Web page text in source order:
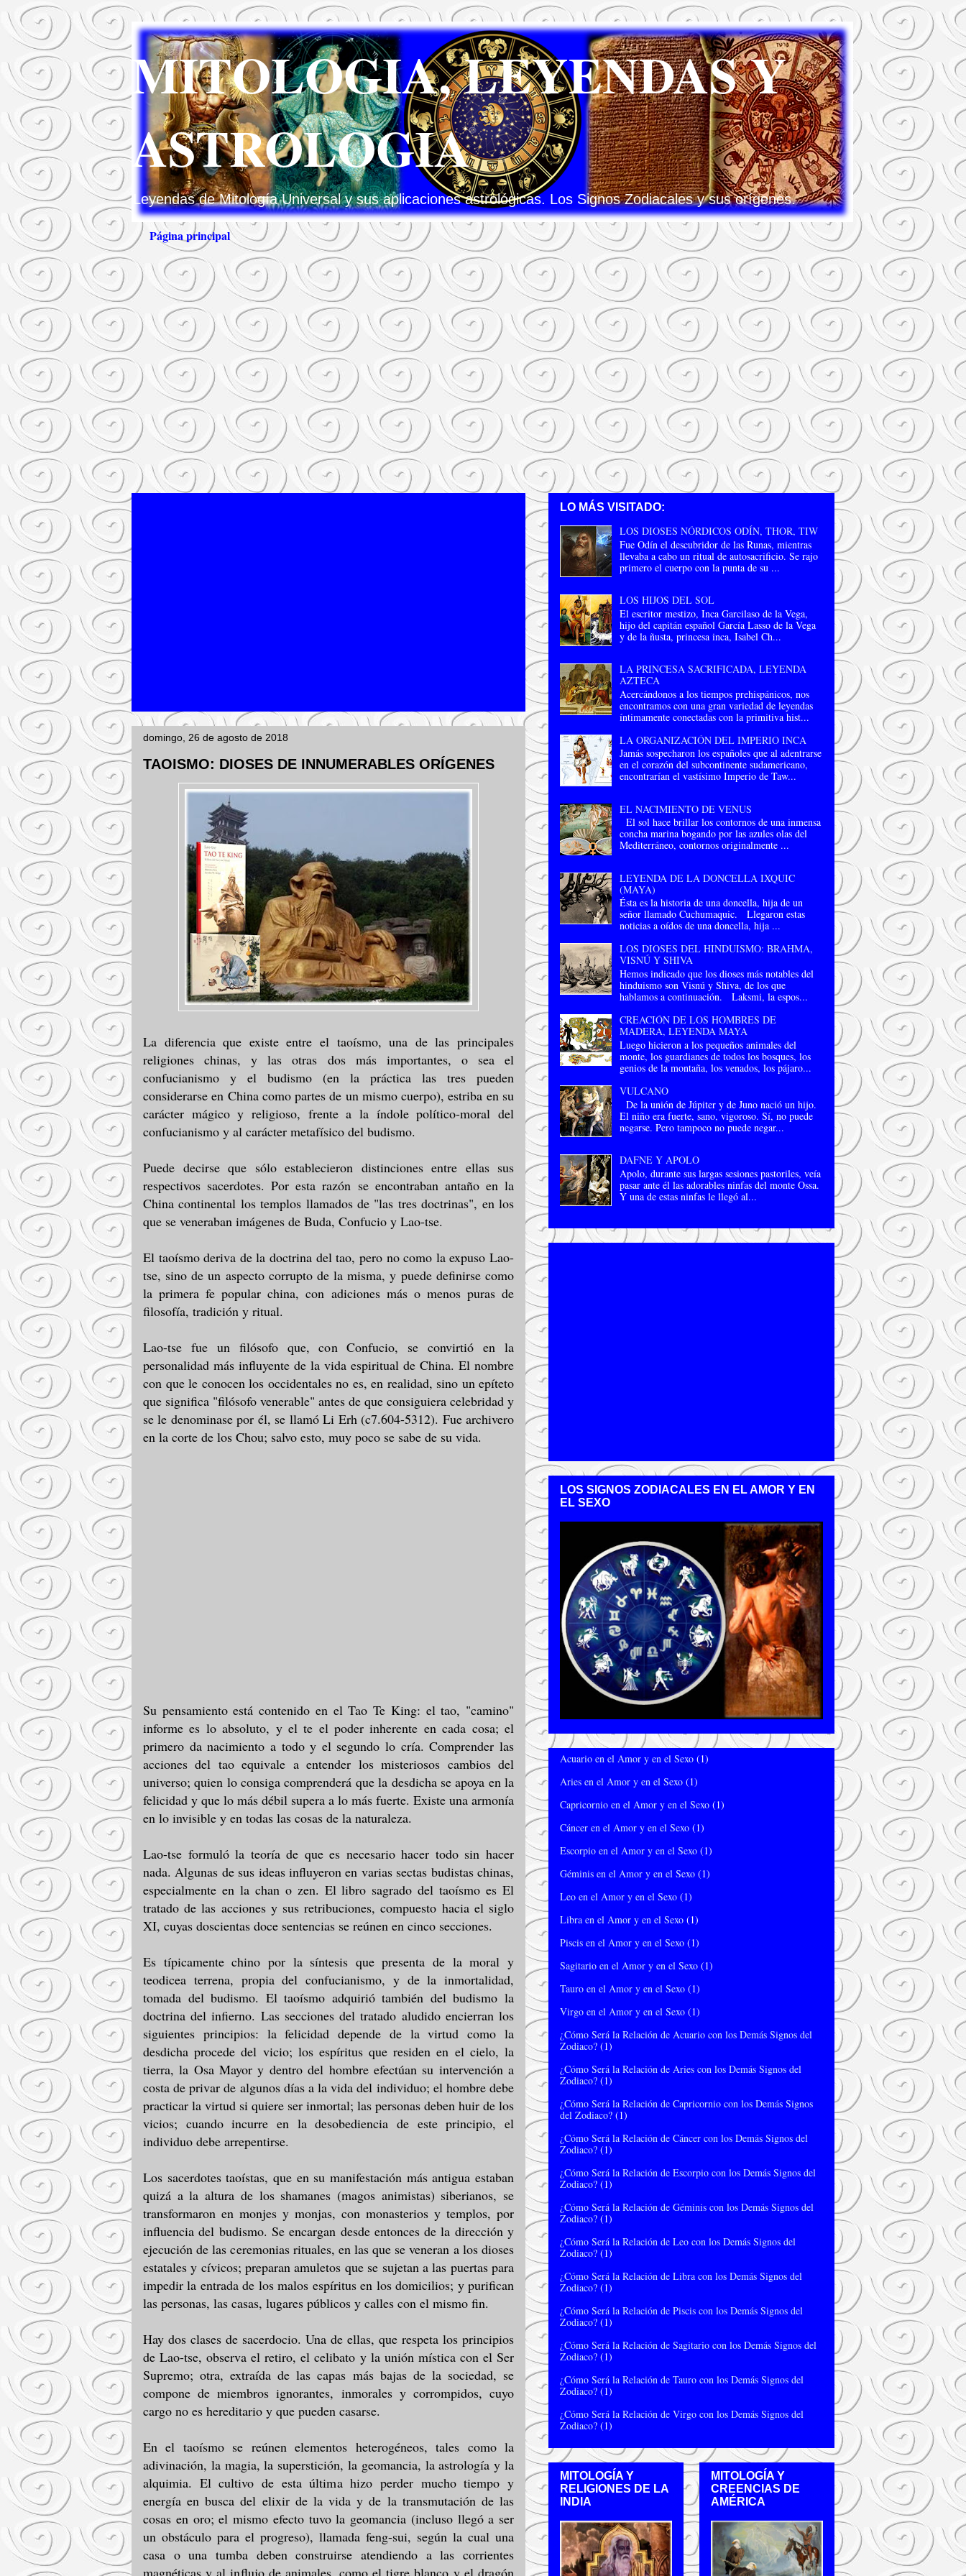
MITOLOGIA, LEYENDAS Y
ASTROLOGIA
Leyendas de Mitología Universal y sus aplicaciones astrológicas. Los Signos Zodiacales y sus orígenes.
Página principal
domingo, 26 de agosto de 2018
TAOISMO: DIOSES DE INNUMERABLES ORÍGENES
La diferencia que existe entre el taoísmo, una de las principales
religiones chinas, y las otras dos más importantes, o sea el
confucianismo y el budismo (en la práctica las tres pueden
considerarse en China como partes de un mismo cuerpo), estriba en su
carácter mágico y religioso, frente a la índole político-moral del
confucianismo y al carácter metafísico del budismo.
Puede decirse que sólo establecieron distinciones entre ellas sus
respectivos sacerdotes. Por esta razón se encontraban antaño en la
China continental los templos llamados de "las tres doctrinas", en los
que se veneraban imágenes de Buda, Confucio y Lao-tse.
El taoísmo deriva de la doctrina del tao, pero no como la expuso Lao-
tse, sino de un aspecto corrupto de la misma, y puede definirse como
la primera fe popular china, con adiciones más o menos puras de
filosofía, tradición y ritual.
Lao-tse fue un filósofo que, con Confucio, se convirtió en la
personalidad más influyente de la vida espiritual de China. El nombre
con que le conocen los occidentales no es, en realidad, sino un epíteto
que significa "filósofo venerable" antes de que consiguiera celebridad y
se le denominase por él, se llamó Li Erh (c7.604-5312). Fue archivero
en la corte de los Chou; salvo esto, muy poco se sabe de su vida.
Su pensamiento está contenido en el Tao Te King: el tao, "camino"
informe es lo absoluto, y el te el poder inherente en cada cosa; el
primero da nacimiento a todo y el segundo lo cría. Comprender las
acciones del tao equivale a entender los misteriosos cambios del
universo; quien lo consiga comprenderá que la desdicha se apoya en la
felicidad y que lo más débil supera a lo más fuerte. Existe una armonía
en lo invisible y en todas las cosas de la naturaleza.
Lao-tse formuló la teoría de que es necesario hacer todo sin hacer
nada. Algunas de sus ideas influyeron en varias sectas budistas chinas,
especialmente en la chan o zen. El libro sagrado del taoísmo es El
tratado de las acciones y sus retribuciones, compuesto hacia el siglo
XI, cuyas doscientas doce sentencias se reúnen en cinco secciones.
Es típicamente chino por la síntesis que presenta de la moral y
teodicea terrena, propia del confucianismo, y de la inmortalidad,
tomada del budismo. El taoísmo adquirió también del budismo la
doctrina del infierno. Las secciones del tratado aludido encierran los
siguientes principios: la felicidad depende de la virtud como la
desdicha procede del vicio; los espíritus que residen en el cielo, la
tierra, la Osa Mayor y dentro del hombre efectúan su intervención a
costa de privar de algunos días a la vida del individuo; el hombre debe
practicar la virtud si quiere ser inmortal; las personas deben huir de los
vicios; cuando incurre en la desobediencia de este principio, el
individuo debe arrepentirse.
Los sacerdotes taoístas, que en su manifestación más antigua estaban
quizá a la altura de los shamanes (magos animistas) siberianos, se
transformaron en monjes y monjas, con monasterios y templos, por
influencia del budismo. Se encargan desde entonces de la dirección y
ejecución de las ceremonias rituales, en las que se veneran a los dioses
estatales y cívicos; preparan amuletos que se sujetan a las puertas para
impedir la entrada de los malos espíritus en los domicilios; y purifican
las personas, las casas, lugares públicos y calles con el mismo fin.
Hay dos clases de sacerdocio. Una de ellas, que respeta los principios
de Lao-tse, observa el retiro, el celibato y la unión mística con el Ser
Supremo; otra, extraída de las capas más bajas de la sociedad, se
compone de miembros ignorantes, inmorales y corrompidos, cuyo
cargo no es hereditario y que pueden casarse.
En el taoísmo se reúnen elementos heterogéneos, tales como la
adivinación, la magia, la superstición, la geomancia, la astrología y la
alquimia. El cultivo de esta última hizo perder mucho tiempo y
energía en busca del elixir de la vida y de la transmutación de las
cosas en oro; el mismo efecto tuvo la geomancia (incluso llegó a ser
un obstáculo para el progreso), llamada feng-sui, según la cual una
casa o una tumba deben construirse atendiendo a las corrientes
magnéticas y al influjo de animales, como el tigre blanco y el dragón
LO MÁS VISITADO:
LOS DIOSES NÓRDICOS ODÍN, THOR, TIW
Fue Odín el descubridor de las Runas, mientras
llevaba a cabo un ritual de autosacrificio. Se rajo
primero el cuerpo con la punta de su ...
LOS HIJOS DEL SOL
El escritor mestizo, Inca Garcilaso de la Vega,
hijo del capitán español García Lasso de la Vega
y de la ñusta, princesa inca, Isabel Ch...
LA PRINCESA SACRIFICADA, LEYENDA
AZTECA
Acercándonos a los tiempos prehispánicos, nos
encontramos con una gran variedad de leyendas
íntimamente conectadas con la primitiva hist...
LA ORGANIZACIÓN DEL IMPERIO INCA
Jamás sospecharon los españoles que al adentrarse
en el corazón del subcontinente sudamericano,
encontrarían el vastísimo Imperio de Taw...
EL NACIMIENTO DE VENUS
El sol hace brillar los contornos de una inmensa
concha marina bogando por las azules olas del
Mediterráneo, contornos originalmente ...
LEYENDA DE LA DONCELLA IXQUIC
(MAYA)
Ésta es la historia de una doncella, hija de un
señor llamado Cuchumaquic. Llegaron estas
noticias a oídos de una doncella, hija ...
LOS DIOSES DEL HINDUISMO: BRAHMA,
VISNÚ Y SHIVA
Hemos indicado que los dioses más notables del
hinduismo son Visnú y Shiva, de los que
hablamos a continuación. Laksmi, la espos...
CREACIÓN DE LOS HOMBRES DE
MADERA, LEYENDA MAYA
Luego hicieron a los pequeños animales del
monte, los guardianes de todos los bosques, los
genios de la montaña, los venados, los pájaro...
VULCANO
De la unión de Júpiter y de Juno nació un hijo.
El niño era fuerte, sano, vigoroso. Sí, no puede
negarse. Pero tampoco no puede negar...
DAFNE Y APOLO
Apolo, durante sus largas sesiones pastoriles, veía
pasar ante él las adorables ninfas del monte Ossa.
Y una de estas ninfas le llegó al...
LOS SIGNOS ZODIACALES EN EL AMOR Y EN
EL SEXO
Acuario en el Amor y en el Sexo (1)
Aries en el Amor y en el Sexo (1)
Capricornio en el Amor y en el Sexo (1)
Cáncer en el Amor y en el Sexo (1)
Escorpio en el Amor y en el Sexo (1)
Géminis en el Amor y en el Sexo (1)
Leo en el Amor y en el Sexo (1)
Libra en el Amor y en el Sexo (1)
Piscis en el Amor y en el Sexo (1)
Sagitario en el Amor y en el Sexo (1)
Tauro en el Amor y en el Sexo (1)
Virgo en el Amor y en el Sexo (1)
¿Cómo Será la Relación de Acuario con los Demás Signos del
Zodiaco? (1)
¿Cómo Será la Relación de Aries con los Demás Signos del
Zodiaco? (1)
¿Cómo Será la Relación de Capricornio con los Demás Signos
del Zodiaco? (1)
¿Cómo Será la Relación de Cáncer con los Demás Signos del
Zodiaco? (1)
¿Cómo Será la Relación de Escorpio con los Demás Signos del
Zodiaco? (1)
¿Cómo Será la Relación de Géminis con los Demás Signos del
Zodiaco? (1)
¿Cómo Será la Relación de Leo con los Demás Signos del
Zodiaco? (1)
¿Cómo Será la Relación de Libra con los Demás Signos del
Zodiaco? (1)
¿Cómo Será la Relación de Piscis con los Demás Signos del
Zodiaco? (1)
¿Cómo Será la Relación de Sagitario con los Demás Signos del
Zodiaco? (1)
¿Cómo Será la Relación de Tauro con los Demás Signos del
Zodiaco? (1)
¿Cómo Será la Relación de Virgo con los Demás Signos del
Zodiaco? (1)
MITOLOGÍA Y
RELIGIONES DE LA
INDIA
MITOLOGÍA Y
CREENCIAS DE
AMÉRICA